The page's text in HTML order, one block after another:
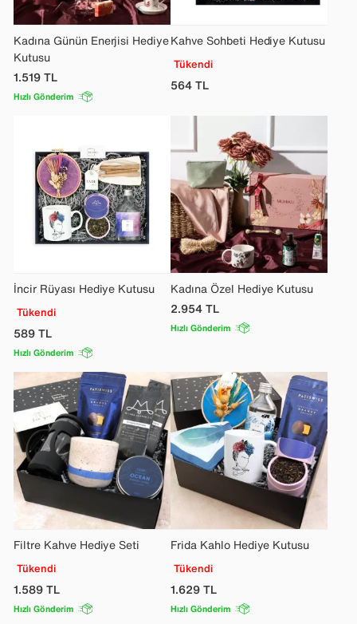
Kadına Günün Enerjisi Hediye
Kutusu
1.519TL
Hızlı Gönderim
Kahve Sohbeti Hediye Kutusu
Tükendi
564TL
İncir Rüyası Hediye Kutusu
Tükendi
589TL
Hızlı Gönderim
Kadına Özel Hediye Kutusu
2.954TL
Hızlı Gönderim
Filtre Kahve Hediye Seti
Tükendi
1.589TL
Hızlı Gönderim
Frida Kahlo Hediye Kutusu
Tükendi
1.629TL
Hızlı Gönderim